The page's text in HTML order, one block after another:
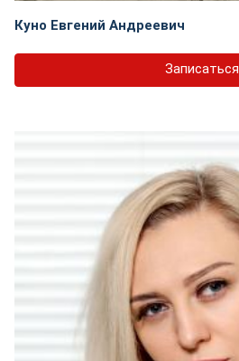
Куно Евгений Андреевич
Записаться